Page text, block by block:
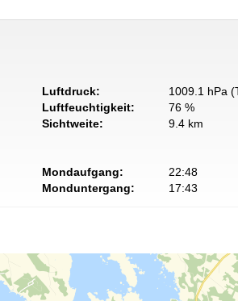
Luftdruck:
1009.1 hPa
Luftfeuchtigkeit:
76 %
Sichtweite:
9.4 km
Mondaufgang:
22:48
Monduntergang:
17:43